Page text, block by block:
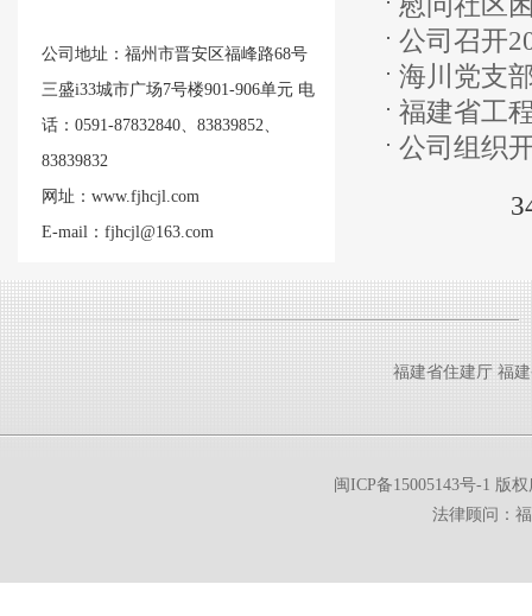
公司地址：福州市晋安区福峰路68号
三盛i33城市广场7号楼901-906单元 电
话：0591-87832840、83839852、
83839832
网址：www.fjhcjl.com
E-mail：fjhcjl@163.com
公司召开
海川党支
福建省工
会）在福
公司组织
福建省住建厅 福
闽ICP备15005143号-1 版
法律顾问：